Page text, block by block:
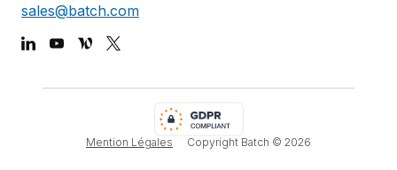
sales@batch.com
Mention Légales Copyright Batch © 2026